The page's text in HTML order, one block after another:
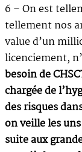
6 – On est
tellement nos
value d’un
licenciement,
besoin de
chargée de
des risques
on veille les
suite aux